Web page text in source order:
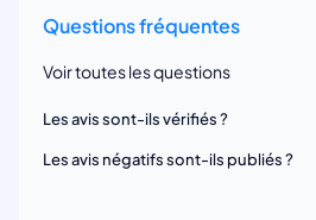
Questions fréquentes
Voir toutes les questions
Les avis sont-ils vérifiés ?
Les avis négatifs sont-ils publiés ?